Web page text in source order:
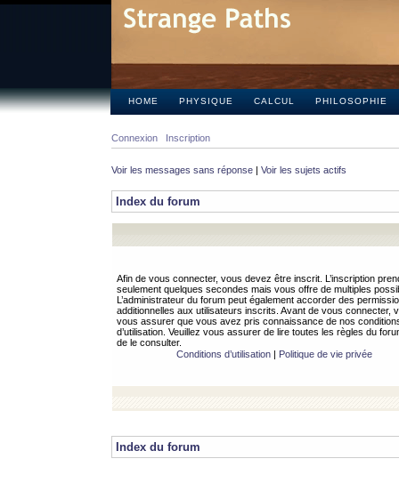
HOME PHYSIQUE CALCUL PHILOSOPHIE
Connexion Inscription
Voir les messages sans réponse | Voir les sujets actifs
Index du forum
Afin de vous connecter, vous devez être inscrit. L’inscription
seulement quelques secondes mais vous offre de multiples
L’administrateur du forum peut également accorder des
additionnelles aux utilisateurs inscrits. Avant de vous connecter,
vous assurer que vous avez pris connaissance de nos
d’utilisation. Veuillez vous assurer de lire toutes les règles du
de le consulter.
Conditions d’utilisation| Politique de vie privée
Index du forum